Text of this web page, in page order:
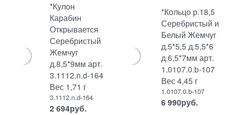
*Кулон
Карабин
Открывается
Серебристый
Жемчуг
д.8,5*9мм арт.
3.1112.n.d-164
Вес 1,71 г
3.1112.n.d-164
2 694руб.
*Кольцо р.18,5
Серебристый и
Белый Жемчуг
д.5*5,5 д.5,5*6
д.6,5*7мм арт.
1.0107.0.b-107
Вес 4,45 г
1.0107.0.b-107
6 990руб.